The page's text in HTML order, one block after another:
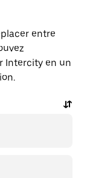
entre
Intercity en un